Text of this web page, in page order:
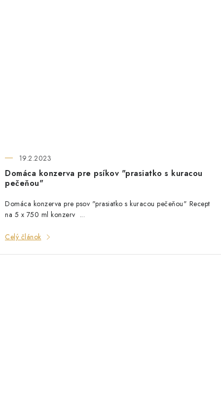
Domáca konzerva pre psíkov "prasiatko s kuracou
pečeňou"
19.2.2023
Domáca konzerva pre psov "prasiatko s kuracou pečeňou" Recept
na 5 x 750 ml konzerv ...
Celý článok